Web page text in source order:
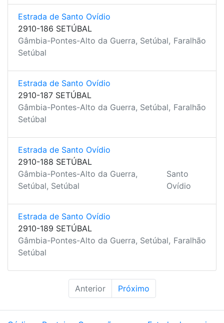
Estrada de Santo Ovídio
2910-186 SETÚBAL
Gâmbia-Pontes-Alto da Guerra, Setúbal,
Setúbal
Faralhão
Estrada de Santo Ovídio
2910-187 SETÚBAL
Gâmbia-Pontes-Alto da Guerra, Setúbal,
Setúbal
Faralhão
Estrada de Santo Ovídio
2910-188 SETÚBAL
Gâmbia-Pontes-Alto da Guerra,
Setúbal, Setúbal
Santo
Ovídio
Estrada de Santo Ovídio
2910-189 SETÚBAL
Gâmbia-Pontes-Alto da Guerra, Setúbal,
Setúbal
Faralhão
Anterior Próximo